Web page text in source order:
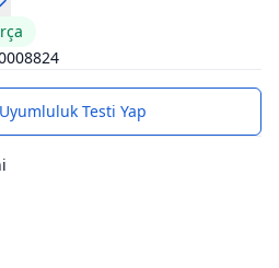
Testi Yap